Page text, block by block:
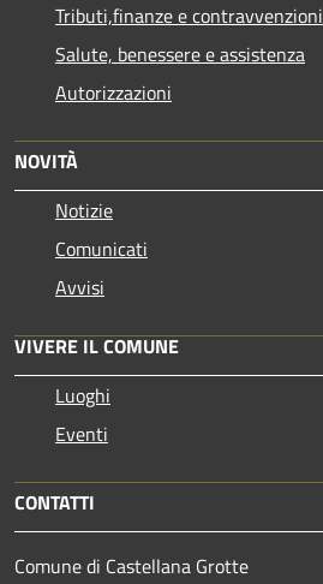
Tributi,finanze e contravvenzioni
Salute, benessere e assistenza
Autorizzazioni
NOVITÀ
Notizie
Comunicati
Avvisi
VIVERE IL COMUNE
Luoghi
Eventi
CONTATTI
Comune di Castellana Grotte